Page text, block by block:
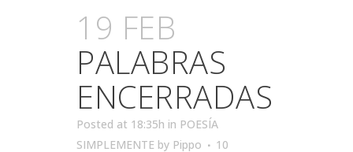
19 FEB
PALABRAS
ENCERRADAS
Posted at 18:35h in POESÍA
SIMPLEMENTE by Pippo
10